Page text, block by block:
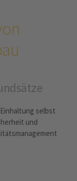
selbst
und